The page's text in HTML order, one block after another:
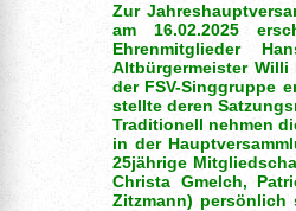
Zur
am 16.02.2025
Ehrenmitglieder
Altbürgermeister Willi
der FSV-Singgruppe
stellte deren
Traditionell nehmen
in der
25jährige
Christa Gmelch,
Zitzmann) persönlich